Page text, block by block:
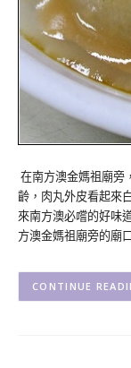
在南方澳金媽祖廟旁
齡，肉丸外皮看起來
來南方澳必嚐的好味
方澳金媽祖廟旁的廟
CONTINUE